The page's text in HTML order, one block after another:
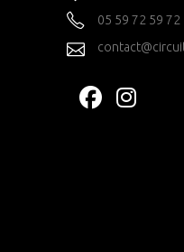
05 59 72 59 72